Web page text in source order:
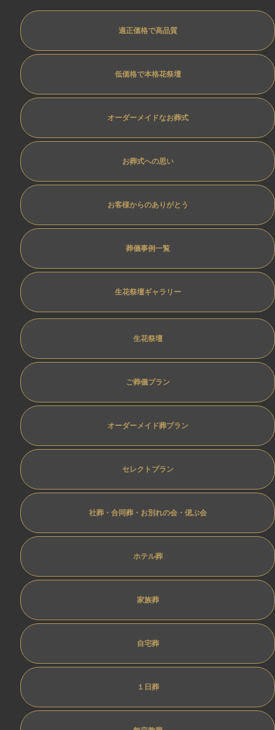
適正価格で高品質
低価格で本格花祭壇
オーダーメイドなお葬式
お葬式への思い
お客様からのありがとう
葬儀事例一覧
生花祭壇ギャラリー
生花祭壇
ご葬儀プラン
オーダーメイド葬プラン
セレクトプラン
社葬・合同葬・お別れの会・偲ぶ会
ホテル葬
家族葬
自宅葬
１日葬